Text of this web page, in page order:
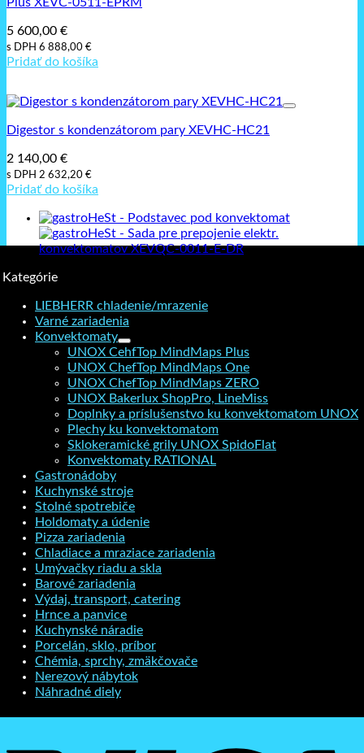
Plus XEVC-0511-EPRM
5 600,00 €
s DPH 6 888,00 €
Pridať do košíka
Digestor s kondenzátorom pary XEVHC-HC21
2 140,00 €
s DPH 2 632,20 €
Pridať do košíka
Kategórie
LIEBHERR chladenie/mrazenie
Varné zariadenia
Konvektomaty
UNOX CehfTop MindMaps Plus
UNOX ChefTop MindMaps One
UNOX ChefTop MindMaps ZERO
UNOX Bakerlux ShopPro, LineMiss
Doplnky a príslušenstvo ku konvektomatom UNOX
Plechy ku konvektomatom
Sklokeramické grily UNOX SpidoFlat
Konvektomaty RATIONAL
Gastronádoby
Kuchynské stroje
Stolné spotrebiče
Holdomaty a údenie
Pizza zariadenia
Chladiace a mraziace zariadenia
Umývačky riadu a skla
Barové zariadenia
Výdaj, transport, catering
Hrnce a panvice
Kuchynské náradie
Porcelán, sklo, príbor
Chémia, sprchy, zmäkčovače
Nerezový nábytok
Náhradné diely